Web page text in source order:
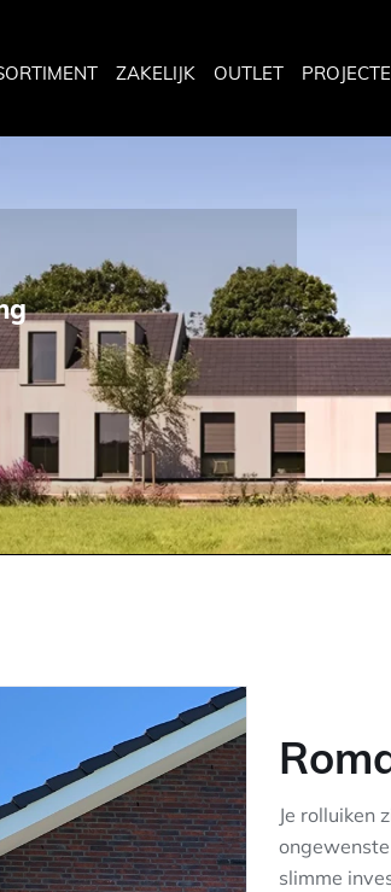
ZAKELIJK OUTLET
Je rolluiken
slimme